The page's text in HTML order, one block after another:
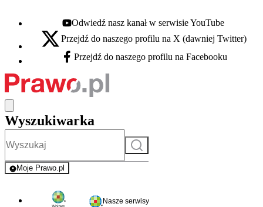
Youtube - otwiera się w nowej karcie
Odwiedź nasz kanał w serwisie YouTube
X - otwiera się w nowej karcie
Przejdź do naszego profilu na X (dawniej Twitter)
Facebook - otwiera się w nowej karcie
Przejdź do naszego profilu na Facebooku
Wyszukiwarka
Szukaj
Moje Prawo.pl
- rejestracja i logowanie do serwisu
Nasze serwisy